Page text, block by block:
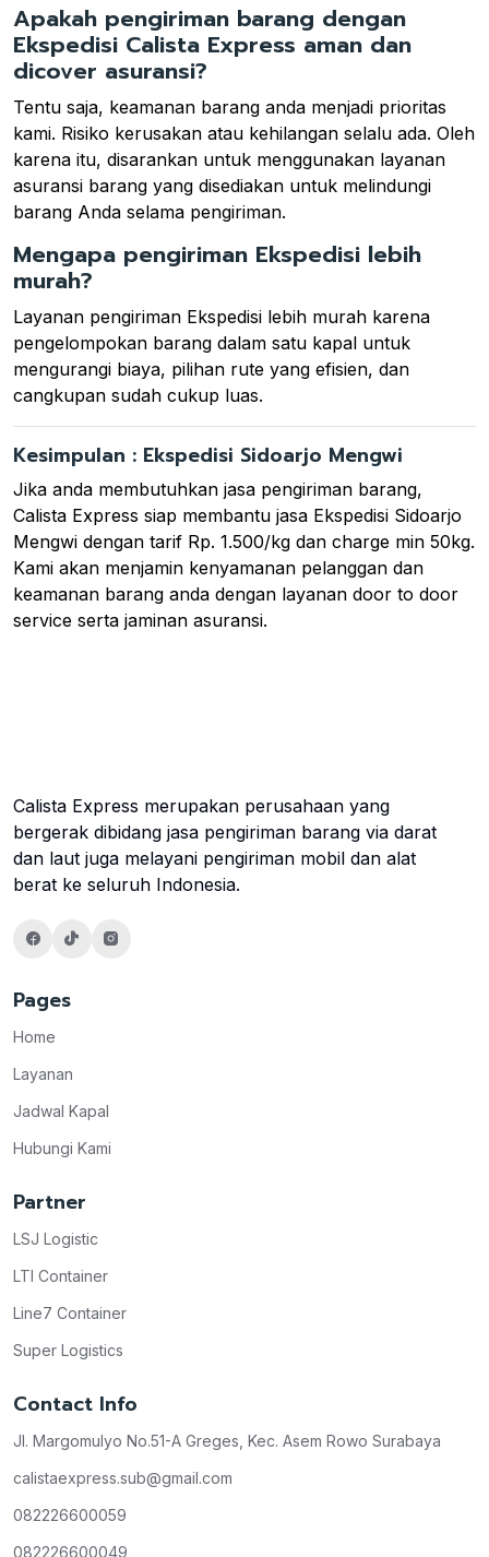
Apakah pengiriman barang dengan
Ekspedisi Calista Express aman dan
dicover asuransi?
Tentu saja, keamanan barang anda menjadi prioritas
kami. Risiko kerusakan atau kehilangan selalu ada. Oleh
karena itu, disarankan untuk menggunakan layanan
asuransi barang yang disediakan untuk melindungi
barang Anda selama pengiriman.
Mengapa pengiriman Ekspedisi lebih
murah?
Layanan pengiriman Ekspedisi lebih murah karena
pengelompokan barang dalam satu kapal untuk
mengurangi biaya, pilihan rute yang efisien, dan
cangkupan sudah cukup luas.
Kesimpulan : Ekspedisi Sidoarjo Mengwi
Jika anda membutuhkan jasa pengiriman barang,
Calista Express siap membantu jasa Ekspedisi Sidoarjo
Mengwi dengan tarif Rp. 1.500/kg dan charge min 50kg.
Kami akan menjamin kenyamanan pelanggan dan
keamanan barang anda dengan layanan door to door
service serta jaminan asuransi.
Calista Express merupakan perusahaan yang
bergerak dibidang jasa pengiriman barang via darat
dan laut juga melayani pengiriman mobil dan alat
berat ke seluruh Indonesia.
Pages
Home
Layanan
Jadwal Kapal
Hubungi Kami
Partner
LSJ Logistic
LTI Container
Line7 Container
Super Logistics
Contact Info
Jl. Margomulyo No.51-A Greges, Kec. Asem Rowo Surabaya
calistaexpress.sub@gmail.com
082226600059
082226600049